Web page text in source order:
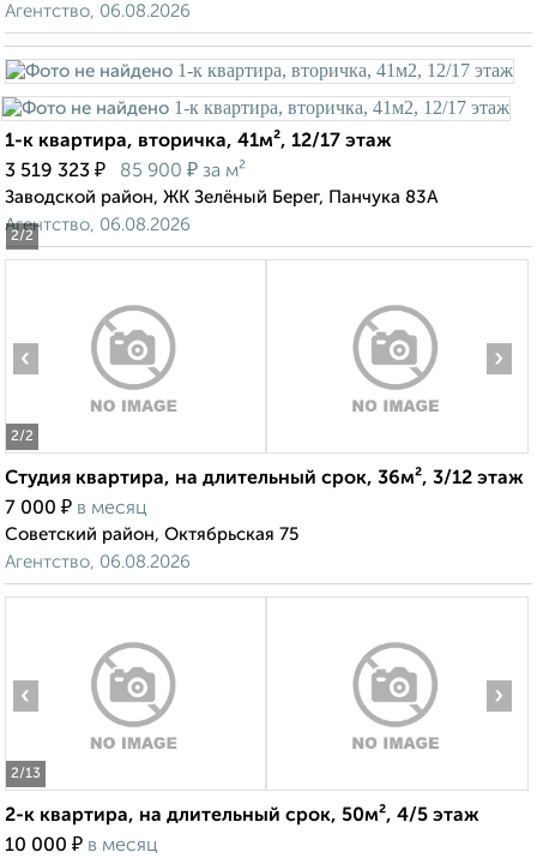
Агентство, 06.08.2026
2/2
1-к квартира, вторичка, 41м², 12/17 этаж
3 519 323 ₽ 85 900 ₽ за м²
Заводской район, ЖК Зелёный Берег, Панчука 83А
Агентство, 06.08.2026
2/2
‹ ›
Студия квартира, на длительный срок, 36м², 3/12 этаж
7 000 ₽ в месяц
Советский район, Октябрьская 75
Агентство, 06.08.2026
2/13
‹ ›
2-к квартира, на длительный срок, 50м², 4/5 этаж
10 000 ₽ в месяц